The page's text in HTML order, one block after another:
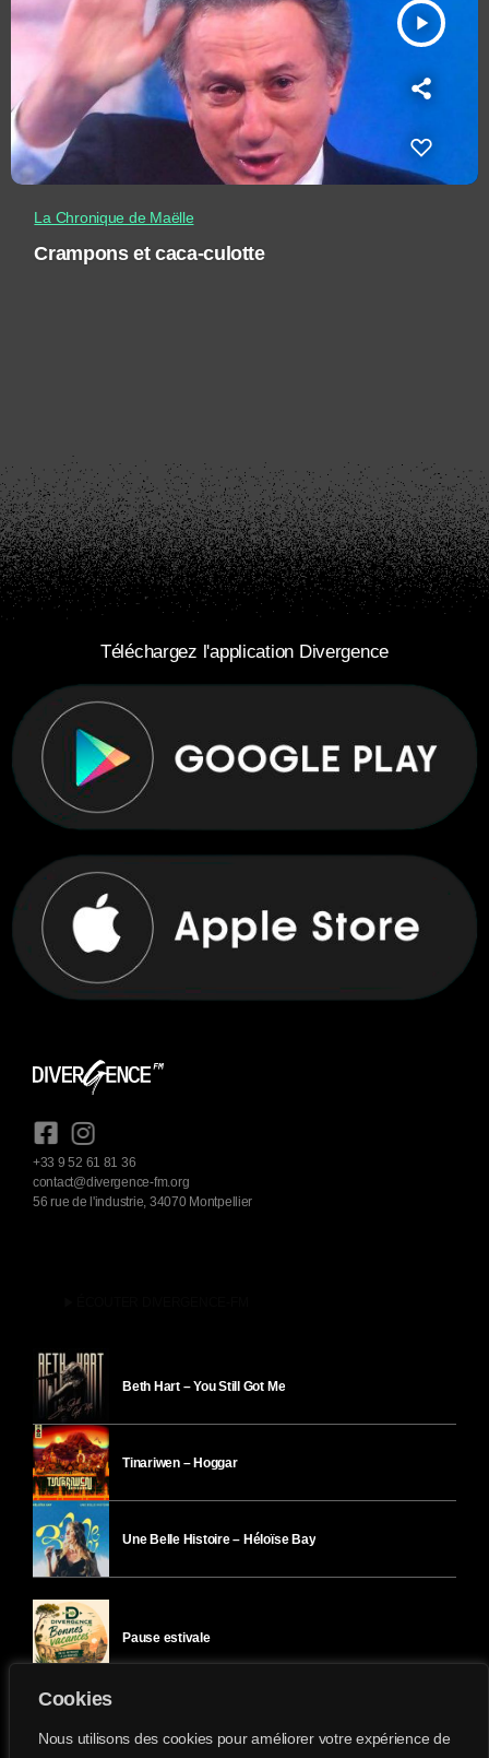
Cookies
Nous utilisons des cookies pour améliorer votre expérience de
play_arrow
La Chronique de Maëlle
Crampons et caca-culotte
Téléchargez l'application Divergence
+33 9 52 61 81 36
contact@divergence-fm.org
56 rue de l'industrie, 34070 Montpellier
Beth Hart – You Still Got Me
Tinariwen – Hoggar
Une Belle Histoire – Héloïse Bay
Pause estivale